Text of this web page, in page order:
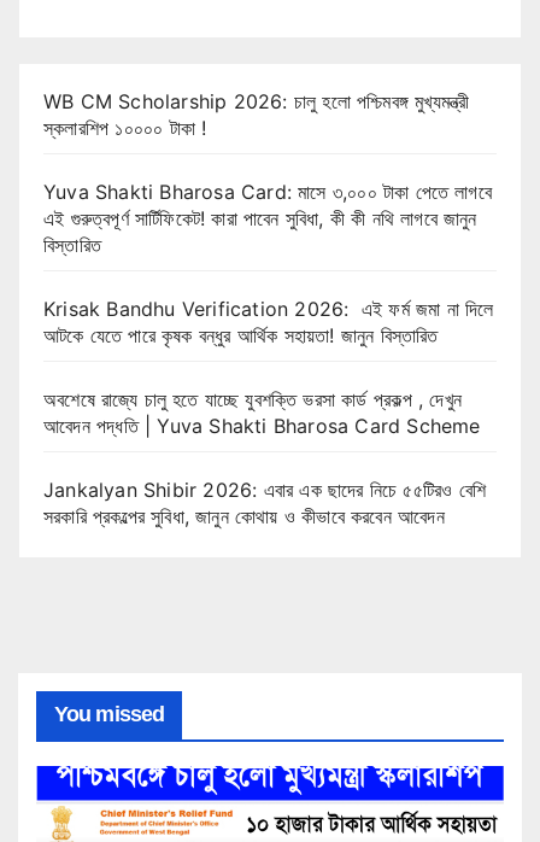
WB CM Scholarship 2026: চালু হলো পশ্চিমবঙ্গ মুখ্যমন্ত্রী
স্কলারশিপ ১০০০০ টাকা !
Yuva Shakti Bharosa Card: মাসে ৩,০০০ টাকা পেতে লাগবে
এই গুরুত্বপূর্ণ সার্টিফিকেট! কারা পাবেন সুবিধা, কী কী নথি লাগবে জানুন
বিস্তারিত
Krisak Bandhu Verification 2026: এই ফর্ম জমা না দিলে
আটকে যেতে পারে কৃষক বন্ধুর আর্থিক সহায়তা! জানুন বিস্তারিত
অবশেষে রাজ্যে চালু হতে যাচ্ছে যুবশক্তি ভরসা কার্ড প্রকল্প , দেখুন
আবেদন পদ্ধতি | Yuva Shakti Bharosa Card Scheme
Jankalyan Shibir 2026: এবার এক ছাদের নিচে ৫৫টিরও বেশি
সরকারি প্রকল্পের সুবিধা, জানুন কোথায় ও কীভাবে করবেন আবেদন
You missed